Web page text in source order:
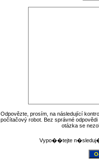
Odpovězte, prosím, na následující
počítačový robot. Bez správné
otázka se
Vypo��tejte